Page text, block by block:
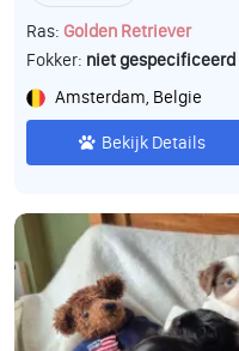
Ras: Golden Retriever
Fokker: niet gespecificeerd
Amsterdam, Belgie
Bekijk Details